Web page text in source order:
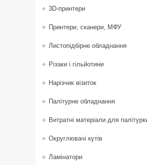
3D-принтери
Принтери, сканери, МФУ
Листопідбірне обладнання
Різаки і гільйотини
Нарізчик візиток
Палітурне обладнання
Витратні матеріали для
Округлювачі кутів
Ламінатори